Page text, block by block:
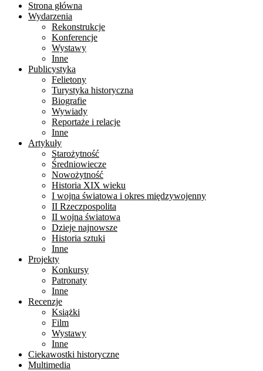
Strona główna
Wydarzenia
Rekonstrukcje
Konferencje
Wystawy
Inne
Publicystyka
Felietony
Turystyka historyczna
Biografie
Wywiady
Reportaże i relacje
Inne
Artykuły
Starożytność
Średniowiecze
Nowożytność
Historia XIX wieku
I wojna światowa i okres międzywojenny
II Rzeczpospolita
II wojna światowa
Dzieje najnowsze
Historia sztuki
Inne
Projekty
Konkursy
Patronaty
Inne
Recenzje
Książki
Film
Wystawy
Inne
Ciekawostki historyczne
Multimedia